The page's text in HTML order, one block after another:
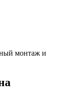
монтаж и